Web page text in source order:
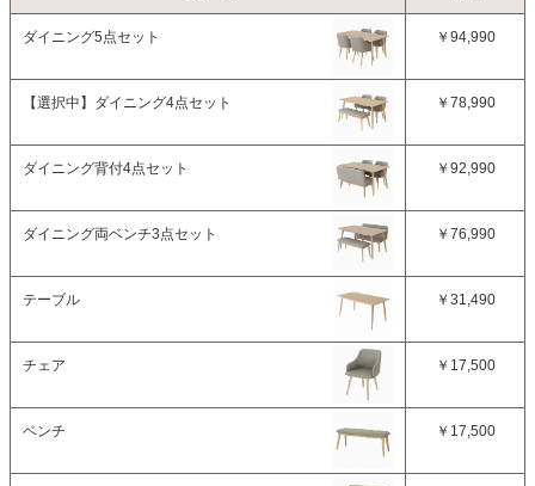
ダイニング5点セット ￥94,990
【選択中】 ダイニング4点セット ￥78,990
ダイニング背付4点セット ￥92,990
ダイニング両ベンチ3点セット ￥76,990
テーブル ￥31,490
チェア ￥17,500
ベンチ ￥17,500